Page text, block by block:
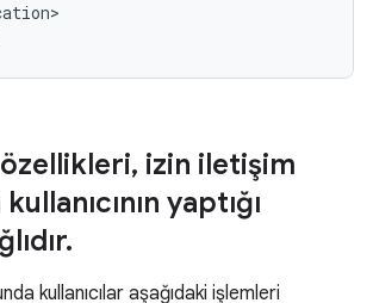
, izin iletişim
yaptığı
.
kullanıcılar aşağıdaki işlemleri